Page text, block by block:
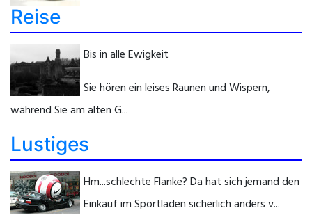
Reise
Bis in alle Ewigkeit
Sie hören ein leises Raunen und Wispern,
während Sie am alten G...
Lustiges
Hm...schlechte Flanke? Da hat sich jemand den
Einkauf im Sportladen sicherlich anders v...